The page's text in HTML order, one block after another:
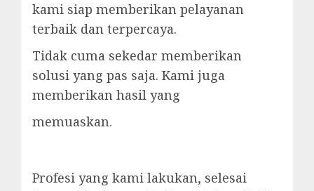
kami siap memberikan pelayanan
terbaik dan terpercaya.
Tidak cuma sekedar memberikan
solusi yang pas saja. Kami juga
memberikan hasil yang
memuaskan.
Profesi yang kami lakukan, selesai